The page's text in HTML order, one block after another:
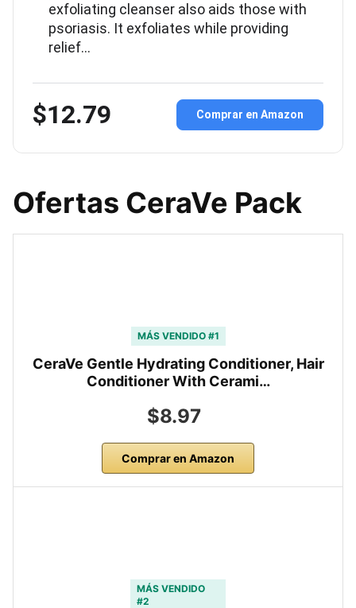
exfoliating cleanser also aids those with
psoriasis. It exfoliates while providing
relief…
$12.79 Comprar en Amazon
Ofertas CeraVe Pack
MÁS VENDIDO #1
CeraVe Gentle Hydrating Conditioner, Hair
Conditioner With Cerami…
$8.97
Comprar en Amazon
MÁS VENDIDO
#2